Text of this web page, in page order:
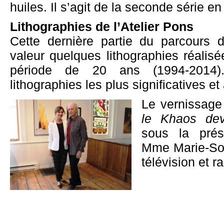
huiles. Il s’agit de la seconde série
Lithographies de l’Atelier Pons
Cette dernière partie du parcours
valeur quelques lithographies
période de 20 ans (1994-
lithographies les plus significatives
Le
le Khaos
sous la
Mme Marie-
télévision et